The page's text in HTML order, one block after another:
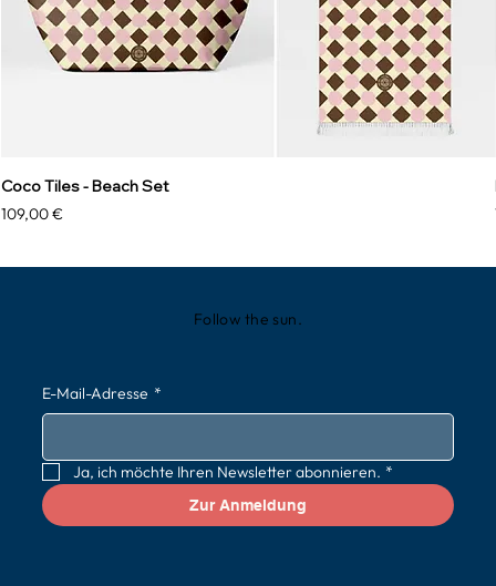
Coco Tiles - Beach Set
Preis
109,00 €
Follow the sun.
E-Mail-Adresse *
Ja, ich möchte Ihren Newsletter abonnieren. *
Zur Anmeldung